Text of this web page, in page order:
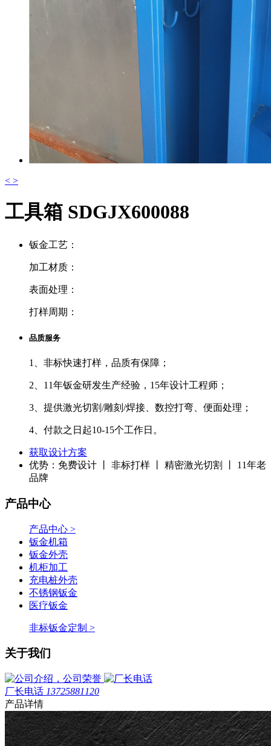
< >
工具箱 SDGJX600088
钣金工艺：
加工材质：
表面处理：
打样周期：
品质服务
1、非标快速打样，品质有保障；
2、11年钣金研发生产经验，15年设计工程师；
3、提供激光切割/雕刻/焊接、数控打弯、便面处理；
4、付款之日起10-15个工作日。
获取设计方案
优势：免费设计 丨 非标打样 丨 精密激光切割 丨 11年老
品牌
产品中心
产品中心 >
钣金机箱
钣金外壳
机柜加工
充电桩外壳
不锈钢钣金
医疗钣金
非标钣金定制 >
关于我们
厂长电话 13725881120
产品详情